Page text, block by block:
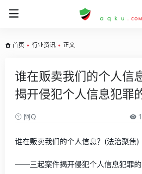
首页 • 行业资讯 • 正文
谁在贩卖我们的个人信
揭开侵犯个人信息犯罪
阿Q
谁在贩卖我们的个人信息？(法治聚焦)
——三起案件揭开侵犯个人信息犯罪